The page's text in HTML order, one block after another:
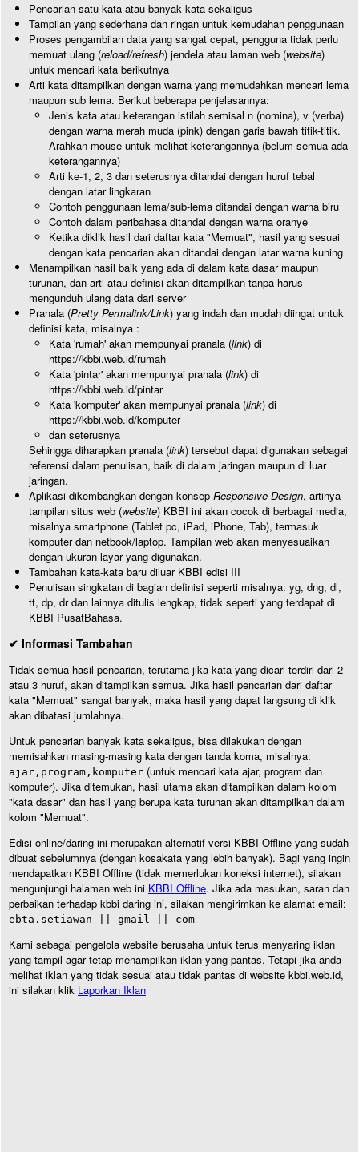
Pencarian satu kata atau banyak kata sekaligus
Tampilan yang sederhana dan ringan untuk kemudahan penggunaan
Proses pengambilan data yang sangat cepat, pengguna tidak perlu
memuat ulang (reload/refresh) jendela atau laman web (website)
untuk mencari kata berikutnya
Arti kata ditampilkan dengan warna yang memudahkan mencari lema
maupun sub lema. Berikut beberapa penjelasannya:
Jenis kata atau keterangan istilah semisal n (nomina), v (verba)
dengan warna merah muda (pink) dengan garis bawah titik-titik.
Arahkan mouse untuk melihat keterangannya (belum semua ada
keterangannya)
Arti ke-1, 2, 3 dan seterusnya ditandai dengan huruf tebal
dengan latar lingkaran
Contoh penggunaan lema/sub-lema ditandai dengan warna biru
Contoh dalam peribahasa ditandai dengan warna oranye
Ketika diklik hasil dari daftar kata "Memuat", hasil yang sesuai
dengan kata pencarian akan ditandai dengan latar warna kuning
Menampilkan hasil baik yang ada di dalam kata dasar maupun
turunan, dan arti atau definisi akan ditampilkan tanpa harus
mengunduh ulang data dari server
Pranala (Pretty Permalink/Link) yang indah dan mudah diingat untuk
definisi kata, misalnya :
Kata 'rumah' akan mempunyai pranala (link) di
https://kbbi.web.id/rumah
Kata 'pintar' akan mempunyai pranala (link) di
https://kbbi.web.id/pintar
Kata 'komputer' akan mempunyai pranala (link) di
https://kbbi.web.id/komputer
dan seterusnya
Sehingga diharapkan pranala (link) tersebut dapat digunakan sebagai
referensi dalam penulisan, baik di dalam jaringan maupun di luar
jaringan.
Aplikasi dikembangkan dengan konsep Responsive Design, artinya
tampilan situs web (website) KBBI ini akan cocok di berbagai media,
misalnya smartphone (Tablet pc, iPad, iPhone, Tab), termasuk
komputer dan netbook/laptop. Tampilan web akan menyesuaikan
dengan ukuran layar yang digunakan.
Tambahan kata-kata baru diluar KBBI edisi III
Penulisan singkatan di bagian definisi seperti misalnya: yg, dng, dl,
tt, dp, dr dan lainnya ditulis lengkap, tidak seperti yang terdapat di
KBBI PusatBahasa.
✔ Informasi Tambahan
Tidak semua hasil pencarian, terutama jika kata yang dicari terdiri dari 2
atau 3 huruf, akan ditampilkan semua. Jika hasil pencarian dari daftar
kata "Memuat" sangat banyak, maka hasil yang dapat langsung di klik
akan dibatasi jumlahnya.
Untuk pencarian banyak kata sekaligus, bisa dilakukan dengan
memisahkan masing-masing kata dengan tanda koma, misalnya:
ajar,program,komputer (untuk mencari kata ajar, program dan
komputer). Jika ditemukan, hasil utama akan ditampilkan dalam kolom
"kata dasar" dan hasil yang berupa kata turunan akan ditampilkan dalam
kolom "Memuat".
Edisi online/daring ini merupakan alternatif versi KBBI Offline yang sudah
dibuat sebelumnya (dengan kosakata yang lebih banyak). Bagi yang ingin
mendapatkan KBBI Offline (tidak memerlukan koneksi internet), silakan
mengunjungi halaman web ini KBBI Offline. Jika ada masukan, saran dan
perbaikan terhadap kbbi daring ini, silakan mengirimkan ke alamat email:
ebta.setiawan || gmail || com
Kami sebagai pengelola website berusaha untuk terus menyaring iklan
yang tampil agar tetap menampilkan iklan yang pantas. Tetapi jika anda
melihat iklan yang tidak sesuai atau tidak pantas di website kbbi.web.id,
ini silakan klik Laporkan Iklan